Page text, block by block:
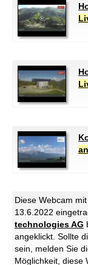
Diese Webcam
13.6.2022
technologies AG
angeklickt. Sollte
sein, melden Sie
Möglichkeit, diese